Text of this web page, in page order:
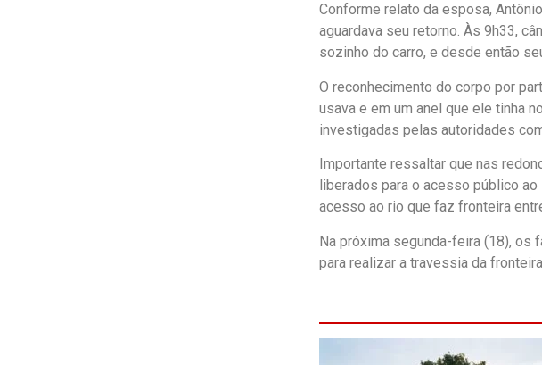
Conforme relato da esposa,
aguardava seu retorno. Às 9h33,
sozinho do carro, e desde então
O reconhecimento do corpo por
usava e em um anel que ele tinha
investigadas pelas autoridades
Importante ressaltar que nas
liberados para o acesso público
acesso ao rio que faz fronteira
Na próxima segunda-feira (18), os
para realizar a travessia da